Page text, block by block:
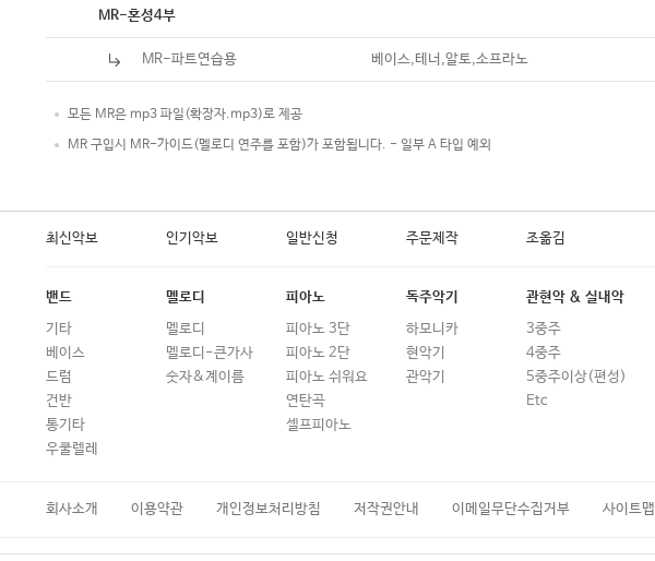
MR-혼성4부
MR-파트연습용 베이스,테너,알토,소프라노
모든 MR은 mp3 파일(확장자.mp3)로 제공
MR 구입시 MR-가이드(멜로디 연주를 포함)가 포함됩니다. - 일부 A 타입 예외
최신악보 인기악보 일반신청 주문제작 조옮김
밴드
기타
베이스
드럼
건반
통기타
우쿨렐레
멜로디
멜로디
멜로디-큰가사
숫자&계이름
피아노
피아노 3단
피아노 2단
피아노 쉬워요
연탄곡
셀프피아노
독주악기
하모니카
현악기
관악기
관현악 & 실내악
3중주
4중주
5중주이상(편성)
Etc
회사소개 이용약관 개인정보처리방침 저작권안내 이메일무단수집거부 사이트맵